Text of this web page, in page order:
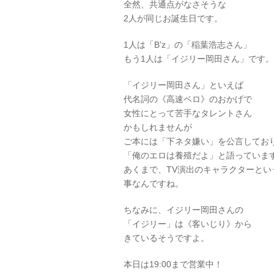
全然、共通点がなさそうな
2人が同じお誕生日です。
1人は「B’z」の「稲葉浩志さん」
もう1人は「イジリー岡田さん」です。
「イジリー岡田さん」といえば
代名詞の《高速ベロ》のおかげで
女性にとって苦手なタレントさん
かもしれませんが
ご本には「下ネタ嫌い」を公言してお
「俺のエロは養殖だよ」と語っていま
あくまで、TV演出のキャラクターとい
事なんですね。
ちなみに、イジリー岡田さんの
「イジリー」は《客いじり》から
きているそうですよ。
本日は19:00まで営業中！